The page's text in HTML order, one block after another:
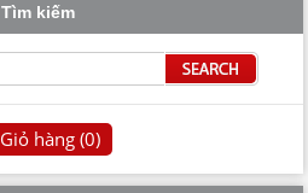
Tìm kiếm
Giỏ hàng (0)